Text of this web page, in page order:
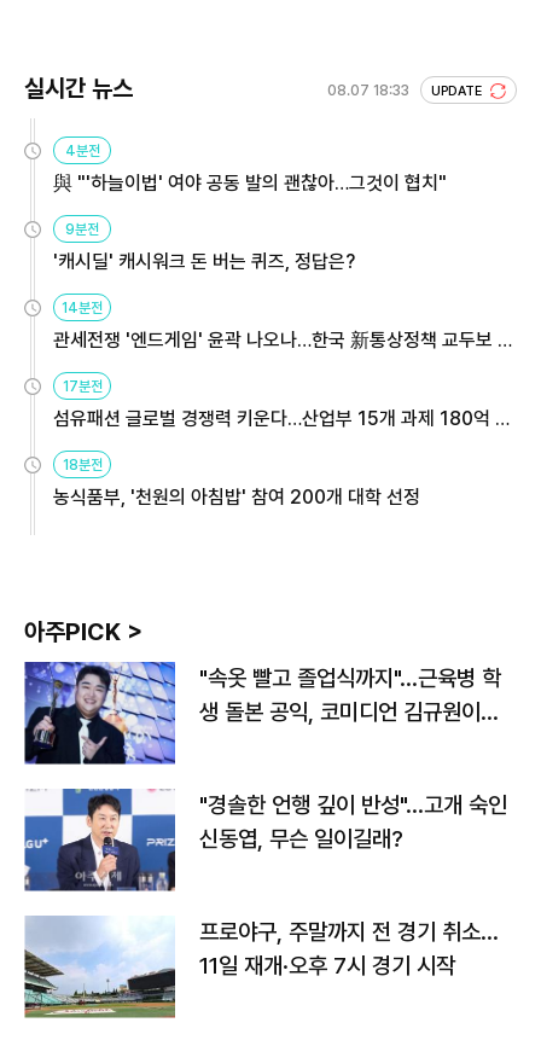
실시간 뉴스 08.07 18:33 UPDATE
4분전
與 "'하늘이법' 여야 공동 발의 괜찮아…그것이 협치"
9분전
'캐시딜' 캐시워크 돈 버는 퀴즈, 정답은?
14분전
관세전쟁 '엔드게임' 윤곽 나오나…한국 新통상정책 교두보 활
17분전
섬유패션 글로벌 경쟁력 키운다…산업부 15개 과제 180억 지
18분전
농식품부, '천원의 아침밥' 참여 200개 대학 선정
아주PICK >
"속옷 빨고 졸업식까지"…근육병 학
생 돌본 공익, 코미디언 김규원이었
"경솔한 언행 깊이 반성"…고개 숙인
신동엽, 무슨 일이길래?
프로야구, 주말까지 전 경기 취소…
11일 재개·오후 7시 경기 시작